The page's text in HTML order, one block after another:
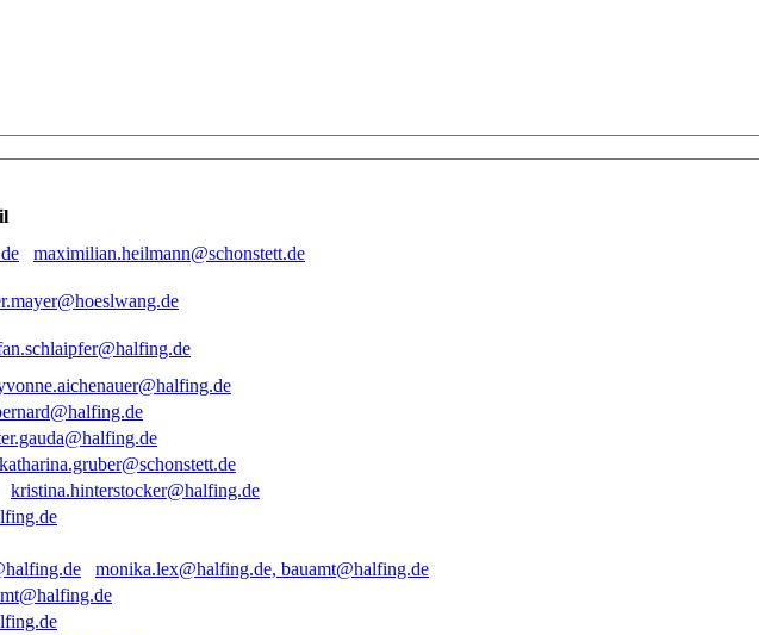
maximilian.heilmann@schonstett.de
katharina.gruber@schonstett.de
kristina.hinterstocker@halfing.de
monika.lex@halfing.de, bauamt@halfing.de